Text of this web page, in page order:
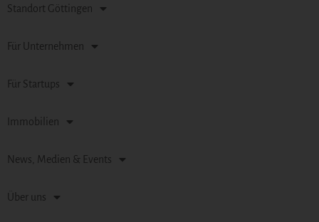
Standort Göttingen
Für Unternehmen
Für Startups
Immobilien
News, Medien & Events
Über uns